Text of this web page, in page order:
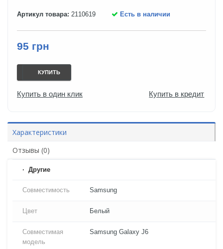
Артикул товара: 2110619 Есть в наличии
95 грн
КУПИТЬ
Купить в один клик Купить в кредит
Характеристики
Отзывы (0)
Другие
Совместимость Samsung
Цвет Белый
Совместимая
модель
Samsung Galaxy J6